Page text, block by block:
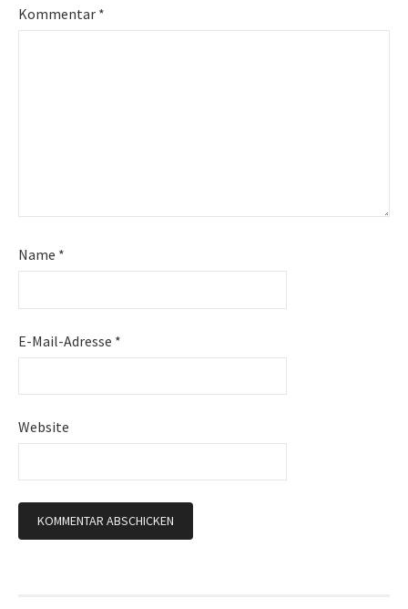
Kommentar *
Name *
E-Mail-Adresse *
Website